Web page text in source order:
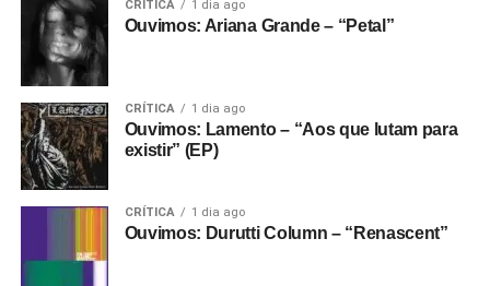
CRÍTICA 1 dia ago
Ouvimos: Ariana Grande – “Petal”
CRÍTICA 1 dia ago
Ouvimos: Lamento – “Aos que lutam para
existir” (EP)
CRÍTICA 1 dia ago
Ouvimos: Durutti Column – “Renascent”